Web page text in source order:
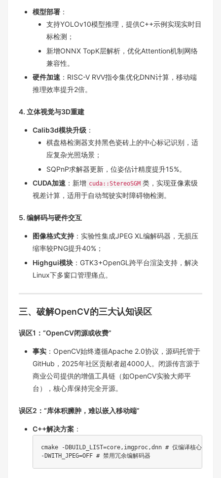
模型部署 ：
支持YOLOv10模型推理，提供C++示例实现实时目
标检测；
新增ONNX TopK层解析，优化Attention机制网络
兼容性。
硬件加速 ：RISC-V RVV指令集优化DNN计算，移动端
推理效率提升2倍。
4. 立体视觉与3D重建
Calib3d模块升级 ：
棋盘格检测器支持黑色瓷砖上的中心标记识别，适
应复杂光照场景；
SQPnP求解器更新，位姿估计精度提升15%。
CUDA加速 ：新增 cuda::StereoSGM 类，实现亚像素级
视差计算，适用于自动驾驶实时障碍物检测。
5. 编解码与硬件交互
图像格式支持 ：实验性集成JPEG XL编解码器，无损压
缩率较PNG提升40%；
Highgui模块 ：GTK3+OpenGL跨平台渲染支持，解决
Linux下多窗口管理痛点。
三、破解OpenCV的三大认知误区
误区1：“OpenCV闭源或收费”
事实 ：OpenCV始终遵循Apache 2.0协议，源码托管于
GitHub，2025年社区贡献者超4000人。闭源传言源于
商业公司提供的增值工具链（如OpenCV实验大师平
台），核心库保持完全开源。
误区2：“库体积臃肿，难以嵌入移动端”
C++解决方案 ：
cmake -DBUILD_LIST=core,imgproc,dnn # 仅编译核心模块
-DWITH_JPEG=OFF # 禁用冗余编解码器